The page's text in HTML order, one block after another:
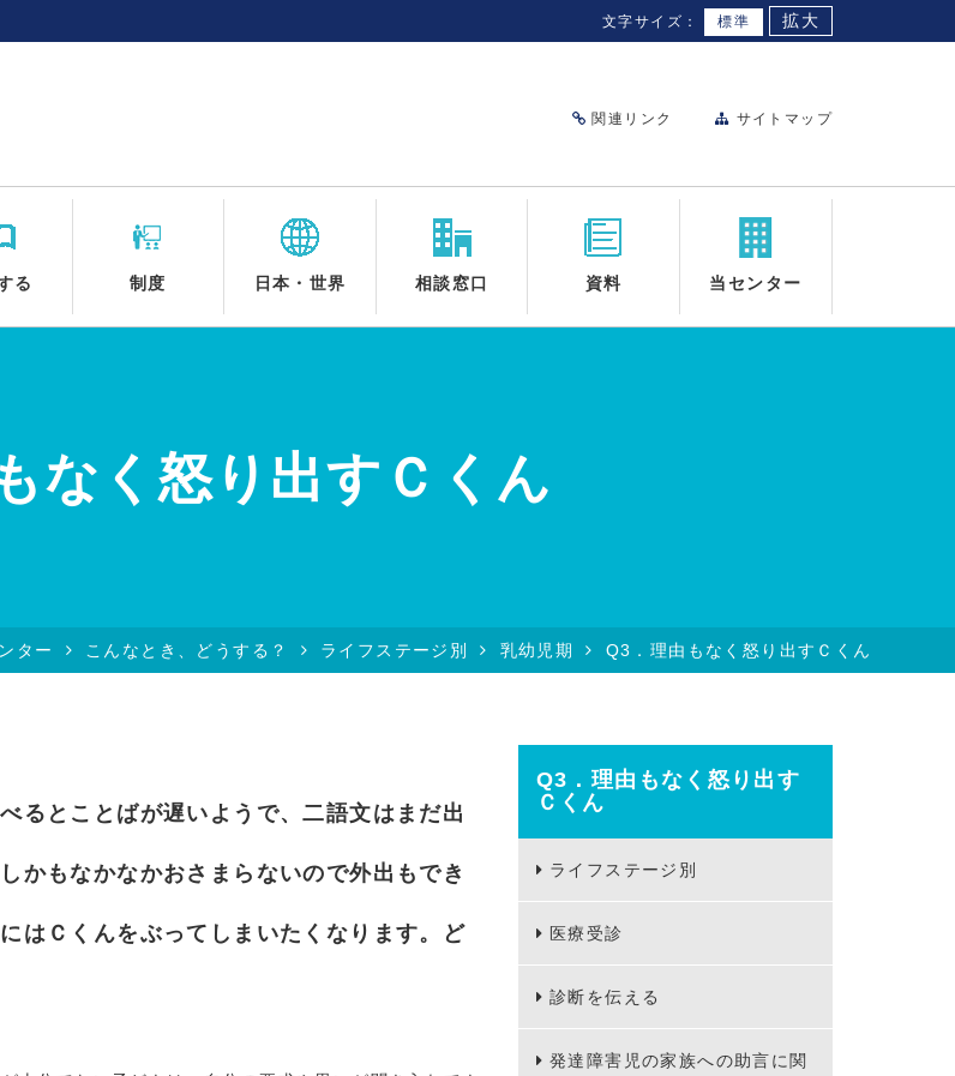
文字サイズ： 標準 拡大
関連リンク サイトマップ
る 制度 日本・世界 相談窓口 資料 当センター
なく怒り出すＣくん
ター こんなとき、どうする？ ライフステージ別 乳幼児期 Q3．理由もなく怒り出すＣくん
るとことばが遅いようで、二語文はまだ出
かもなかなかおさまらないので外出もでき
はＣくんをぶってしまいたくなります。ど
Q3．理由もなく怒り出す
Ｃくん
ライフステージ別
医療受診
診断を伝える
発達障害児の家族への助言に関